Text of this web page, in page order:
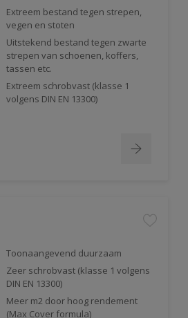
Extreem bestand tegen strepen,
vegen en stoten
Uitstekend bestand tegen zwarte
strepen van schoenen, koffers,
tassen etc.
Extreem schrobvast (klasse 1
volgens DIN EN 13300)
Toonaangevend duurzaam
Zeer schrobvast (klasse 1 volgens
DIN EN 13300)
Meer m2 door hoog rendement
(Max Cover formula)